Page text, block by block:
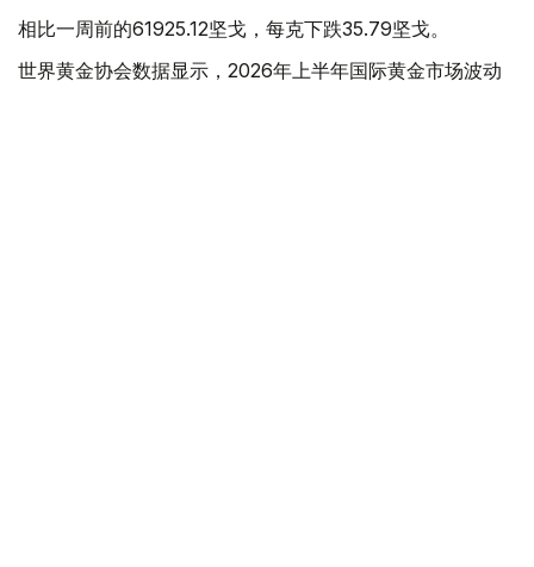
相比一周前的61925.12坚戈，每克下跌35.79坚戈。
世界黄金协会数据显示，2026年上半年国际黄金市场波动